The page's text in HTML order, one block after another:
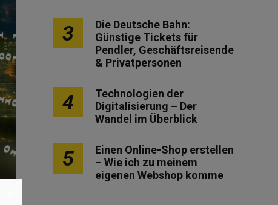
3
Die Deutsche Bahn:
Günstige Tickets für
Pendler, Geschäftsreisende
& Privatpersonen
4
Technologien der
Digitalisierung – Der
Wandel im Überblick
5
Einen Online-Shop erstellen
– Wie ich zu meinem
eigenen Webshop komme